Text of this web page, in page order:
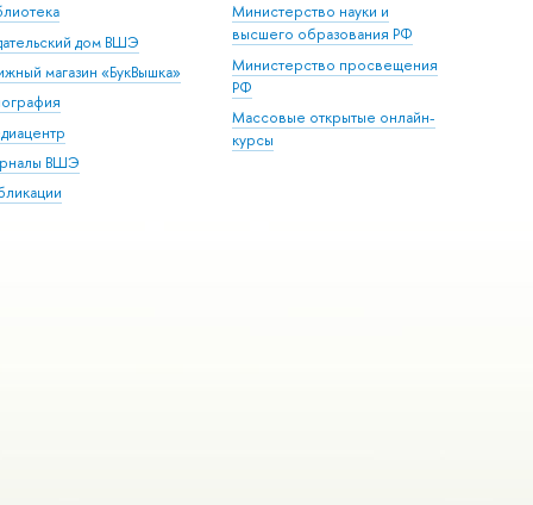
дом ВШЭ
магазин «БукВышка»
ВШЭ
Министерство науки и
высшего образования РФ
Министерство просвещения
РФ
Массовые открытые онлайн-
курсы